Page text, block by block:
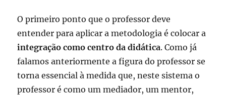
O primeiro ponto que o professor deve
entender para aplicar a metodologia é colocar a
integração como centro da didática. Como já
falamos anteriormente a figura do professor se
torna essencial à medida que, neste sistema o
professor é como um mediador, um mentor,